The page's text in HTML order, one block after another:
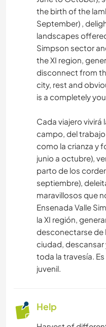
the birth of the
September) ,
landscapes
Simpson sector
the XI region,
disconnect from
city, rest and
is a completely
Cada viajero vivirá
campo, del
como la crianza y
junio a octubre),
parto de los
septiembre),
maravillosos que
Ensenada Valle
la XI región,
desconectarse de
ciudad,
toda la travesía.
juvenil.
Help